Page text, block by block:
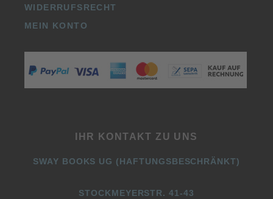
WIDERRUFSRECHT
MEIN KONTO
IHR KONTAKT ZU UNS
SWAY BOOKS UG (HAFTUNGSBESCHRÄNKT)
STOCKMEYERSTR. 41-43